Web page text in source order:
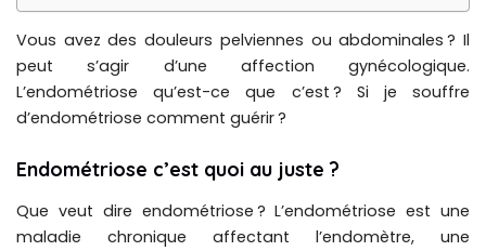
Vous avez des douleurs pelviennes ou abdominales ? Il
peut s’agir d’une affection gynécologique.
L’endométriose qu’est-ce que c’est ? Si je souffre
d’endométriose comment guérir ?
Endométriose c’est quoi au juste ?
Que veut dire endométriose ? L’endométriose est une
maladie chronique affectant l’endomètre, une